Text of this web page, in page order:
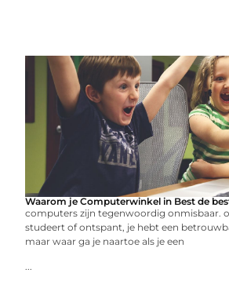
Waarom je Computerwinkel in Best de
computers zijn tegenwoordig onmisbaar.
studeert of ontspant, je hebt een
maar waar ga je naartoe als je een
...